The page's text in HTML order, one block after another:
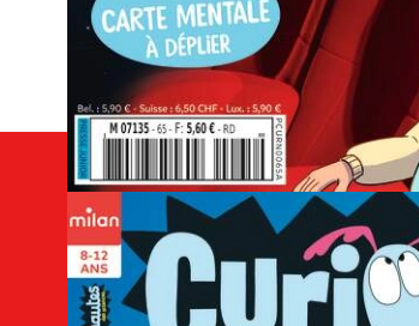
Satisfaire sa curiosité naturelle
Découvrez le
Curionautes des